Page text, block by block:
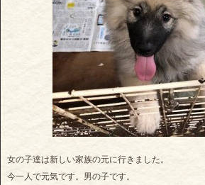
女の子達は新しい家族の元に行きました。
今一人で元気です。男の子です。